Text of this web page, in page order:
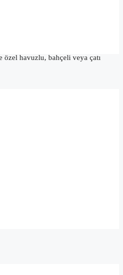
özel havuzlu, bahçeli veya çatı